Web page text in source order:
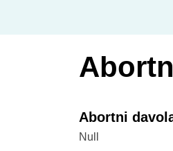
Abortni
Null